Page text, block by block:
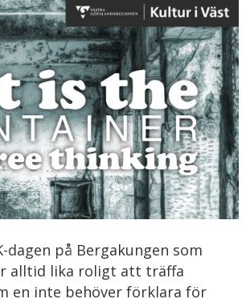
dagen på Bergakungen som
alltid lika roligt att träffa
en inte behöver förklara för